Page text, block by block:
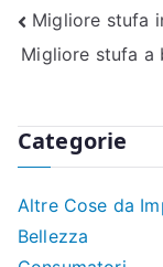
articoli
Migliore stufa
Migliore stufa a
Categorie
Altre Cose da
Bellezza